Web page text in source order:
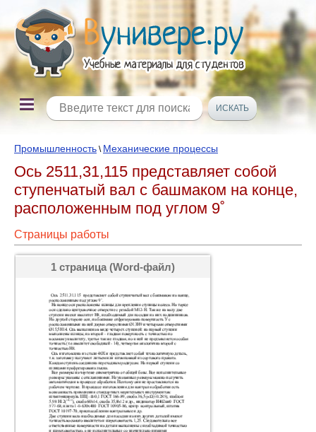
Промышленность \ Механические процессы
Ось 2511,31,115 представляет собой
ступенчатый вал с башмаком на конце,
расположенным под углом 9˚
Страницы работы
1 страница (Word-файл)